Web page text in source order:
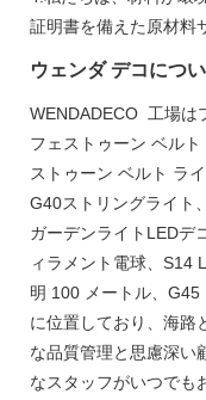
証明書を備えた原材料
ウェンダ デコにつ
WENDADECO 工場は
フェストゥーン ベル
ストゥーン ベルト ラ
G40ストリングライト
ガーデンライトLEDデ
ィラメント電球、S14
明 100 メートル、
に位置しており、海路
な品質管理と思慮深い
なスタッフがいつでも